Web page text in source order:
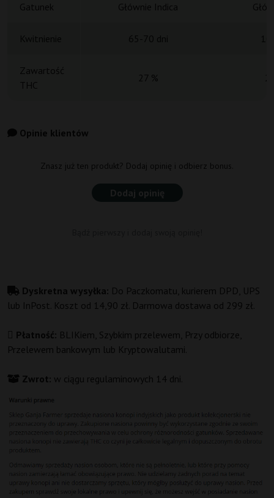
Gatunek Głównie Indica
Zawartość
THC
27 %
Opinie klientów
Znasz już ten produkt? Dodaj opinię i odbierz bonus.
Dodaj opinię
Dyskretna wysyłka: Do Paczkomatu, kurierem DPD, UPS
lub InPost. Koszt od 14,90 zł. Darmowa dostawa od 299 zł.
Płatność: BLIKiem, Szybkim przelewem, Przy odbiorze,
Przelewem bankowym lub Kryptowalutami.
Zwrot: w ciągu regulaminowych 14 dni.